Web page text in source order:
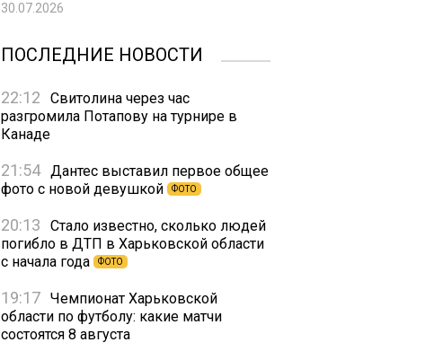
30.07.2026
ПОСЛЕДНИЕ НОВОСТИ
22:12
Свитолина через час
разгромила Потапову на турнире в
Канаде
21:54 Дантес выставил первое общее
фото с новой девушкой
ФОТО
20:13
Стало известно, сколько людей
погибло в ДТП в Харьковской области
с начала года
ФОТО
19:17 Чемпионат Харьковской
области по футболу: какие матчи
состоятся 8 августа